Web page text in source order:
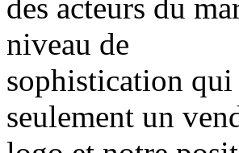
des acteurs du
niveau de
sophistication qui
seulement un